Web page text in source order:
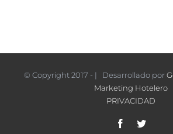
© Copyright 2017 - | Desarrollado por
Marketing Hotelero
PRIVACIDAD
FacebookTwitter